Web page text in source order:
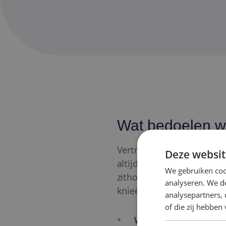
Wat bedoelen
Vertrouwen is kunnen
altijd veilig kunnen
zithouding,
knieën en energie.
Welke fiets past als
Deze
We gebruiken
analyseren. We
of die zij